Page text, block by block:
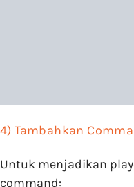
4) Tambahkan
Untuk menjadikan
command: